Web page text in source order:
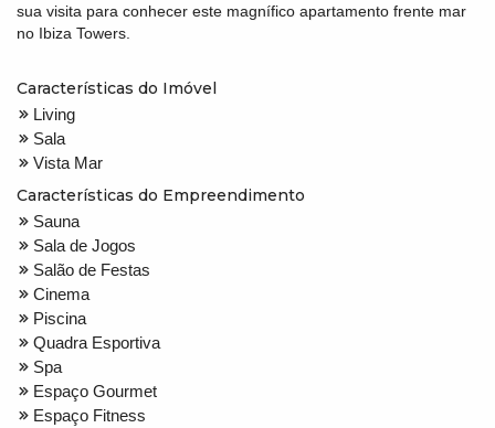
sua visita para conhecer este magnífico apartamento frente mar
no Ibiza Towers.
Características do Imóvel
Living
Sala
Vista Mar
Características do Empreendimento
Sauna
Sala de Jogos
Salão de Festas
Cinema
Piscina
Quadra Esportiva
Spa
Espaço Gourmet
Espaço Fitness